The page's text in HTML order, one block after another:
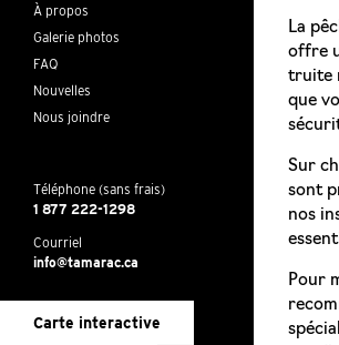
À propos
Galerie photos
FAQ
Nouvelles
Nous joindre
Téléphone (sans frais)
1 877 222-1298
Courriel
info@tamarac.ca
Carte interactive
La
offre
truite
que
Sur
sont
nos
Pour